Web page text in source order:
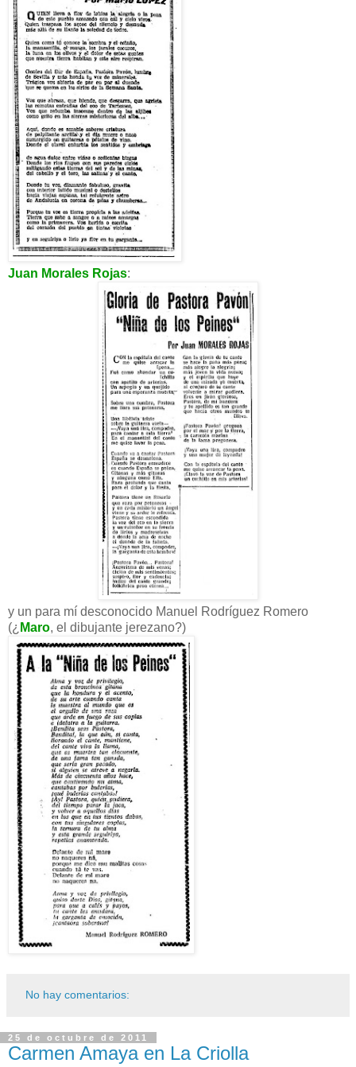
Juan Morales Rojas:
y un para mí desconocido Manuel Rodríguez Romero
(¿ Maro, el dibujante jerezano?)
No hay comentarios:
25 de octubre de 2011
Carmen Amaya en La Criolla